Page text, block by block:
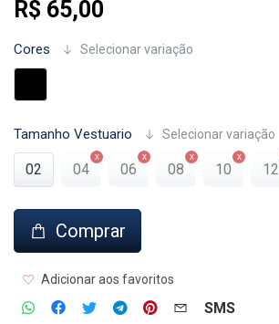
R$ 65,00
Cores Selecionar variação
Tamanho Vestuario Selecionar variação
02 04 06 08 10 12
Comprar
Adicionar aos favoritos
SMS